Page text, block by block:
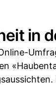
in